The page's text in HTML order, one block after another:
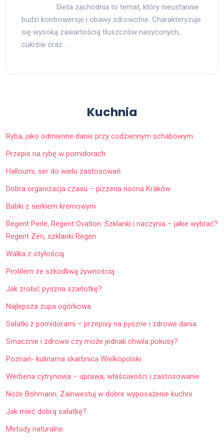
Dieta zachodnia to temat, który nieustannie
budzi kontrowersje i obawy zdrowotne. Charakteryzuje
się wysoką zawartością tłuszczów nasyconych,
cukrów oraz …
Kuchnia
Ryba, jako odmienne danie przy codziennym schabowym.
Przepis na rybę w pomidorach
Halloumi, ser do wielu zastosowań.
Dobra organizacja czasu – pizzeria nocna Kraków
Babki z serkiem kremowym
Regent Perle, Regent Ovation. Szklanki i naczynia – jakie wybrać?
Regent Zen, szklanki Regen
Walka z otyłością
Problem ze szkodliwą żywnością
Jak zrobić pyszna szarlotkę?
Najlepsza zupa ogórkowa
Sałatki z pomidorami – przepisy na pyszne i zdrowe dania
Smacznie i zdrowo czy może jednak chwila pokusy?
Poznań- kulinarna skarbnica Wielkopolski
Werbena cytrynowa – uprawa, właściwości i zastosowanie
Noże Bohmann. Zainwestuj w dobre wyposażenie kuchni
Jak mieć dobrą sałatkę?
Metody naturalne